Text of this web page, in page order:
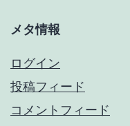
ブ
メタ情報
ログイン
投稿フィード
コメントフィード